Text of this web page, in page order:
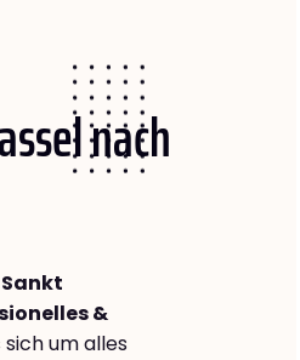
nach
&
sich um alles